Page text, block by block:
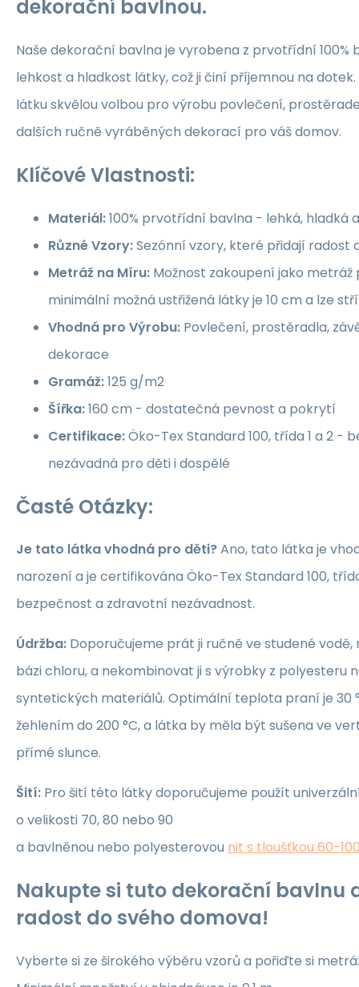
dekorační bavlnou.
Naše dekorační bavlna je vyrobena z prvotřídní 100%
lehkost a hladkost látky, což ji činí příjemnou na
látku skvělou volbou pro výrobu povlečení,
dalších ručně vyráběných dekorací pro váš domov.
Klíčové Vlastnosti:
Materiál:100% prvotřídní bavlna - lehká, hladká
Různé Vzory:Sezónní vzory, které přidají radost
Metráž na Míru: Možnost zakoupení jako
minimální možná ustřižená látky je 10 cm a lze
Vhodná pro Výrobu: Povlečení, prostěradla,
dekorace
Gramáž:125 g/m2
Šířka:160 cm - dostatečná pevnost a pokrytí
Certifikace:Öko-Tex Standard 100, třída 1 a 2 -
nezávadná pro děti i dospělé
Časté Otázky:
Je tato látka vhodná pro děti?Ano, tato látka je
narození a je certifikována Öko-Tex Standard 100,
bezpečnost a zdravotní nezávadnost.
Údržba: Doporučujeme prát ji ručně ve studené
bázi chloru, a nekombinovat ji s výrobky z polyesteru
syntetických materiálů. Optimální teplota praní je 30
žehlením do 200 °C, a látka by měla být sušena ve
přímé slunce.
Šití: Pro šití této látky doporučujeme použít
o velikosti 70, 80 nebo 90
a bavlněnou nebo polyesterovou nit s tloušťkou 60-
Nakupte si tuto dekorační bavlnu
radost do svého domova!
Vyberte si ze širokého výběru vzorů a pořiďte si